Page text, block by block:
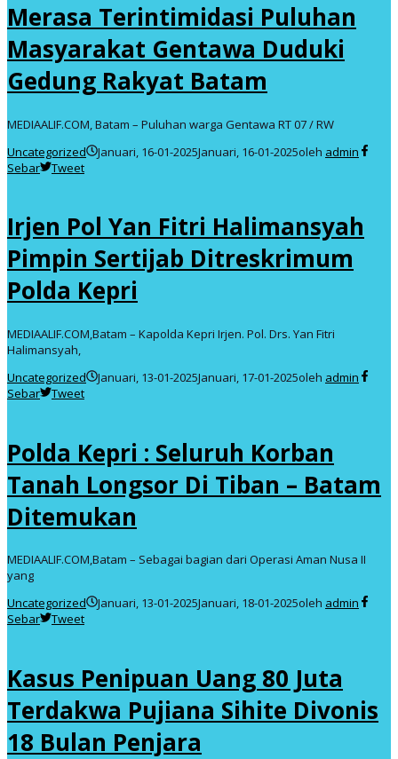
Merasa Terintimidasi Puluhan
Masyarakat Gentawa Duduki
Gedung Rakyat Batam
MEDIAALIF.COM, Batam – Puluhan warga Gentawa RT 07 / RW
Uncategorized
Januari, 16-01-2025Januari, 16-01-2025oleh admin
Sebar
Tweet
Irjen Pol Yan Fitri Halimansyah
Pimpin Sertijab Ditreskrimum
Polda Kepri
MEDIAALIF.COM,Batam – Kapolda Kepri Irjen. Pol. Drs. Yan Fitri
Halimansyah,
Uncategorized
Januari, 13-01-2025Januari, 17-01-2025oleh admin
Sebar
Tweet
Polda Kepri : Seluruh Korban
Tanah Longsor Di Tiban – Batam
Ditemukan
MEDIAALIF.COM,Batam – Sebagai bagian dari Operasi Aman Nusa II
yang
Uncategorized
Januari, 13-01-2025Januari, 18-01-2025oleh admin
Sebar
Tweet
Kasus Penipuan Uang 80 Juta
Terdakwa Pujiana Sihite Divonis
18 Bulan Penjara